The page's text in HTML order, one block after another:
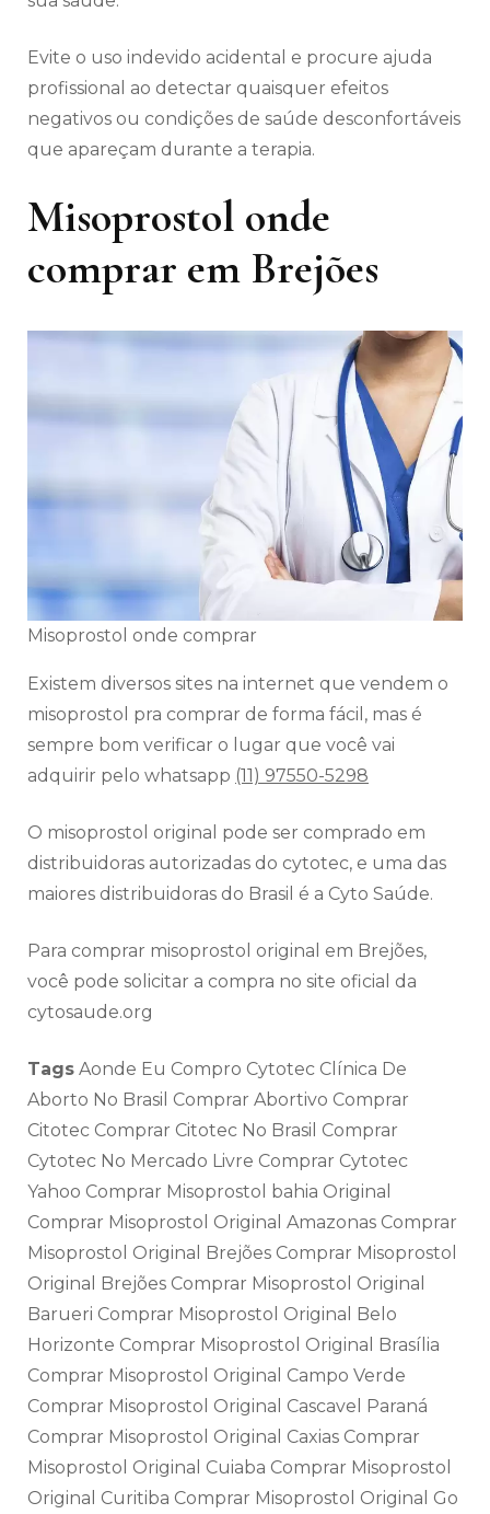
Evite o uso indevido acidental e procure ajuda
profissional ao detectar quaisquer efeitos
negativos ou condições de saúde desconfortáveis
​​que apareçam durante a terapia.
Misoprostol onde
comprar em Brejões
Misoprostol onde comprar
Existem diversos sites na internet que vendem o
misoprostol pra comprar de forma fácil, mas é
sempre bom verificar o lugar que você vai
adquirir pelo whatsapp (11) 97550-5298
O misoprostol original pode ser comprado em
distribuidoras autorizadas do cytotec, e uma das
maiores distribuidoras do Brasil é a Cyto Saúde.
Para comprar misoprostol original em Brejões,
você pode solicitar a compra no site oficial da
cytosaude.org
Tags Aonde Eu Compro Cytotec Clínica De
Aborto No Brasil Comprar Abortivo Comprar
Citotec Comprar Citotec No Brasil Comprar
Cytotec No Mercado Livre Comprar Cytotec
Yahoo Comprar Misoprostol bahia Original
Comprar Misoprostol Original Amazonas Comprar
Misoprostol Original Brejões Comprar Misoprostol
Original Brejões Comprar Misoprostol Original
Barueri Comprar Misoprostol Original Belo
Horizonte Comprar Misoprostol Original Brasília
Comprar Misoprostol Original Campo Verde
Comprar Misoprostol Original Cascavel Paraná
Comprar Misoprostol Original Caxias Comprar
Misoprostol Original Cuiaba Comprar Misoprostol
Original Curitiba Comprar Misoprostol Original Go